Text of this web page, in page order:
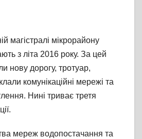
магістралі мікрорайону
з літа 2016 року. За цей
нову дорогу, тротуар,
комунікаційні мережі та
Нині триває третя
мереж водопостачання та